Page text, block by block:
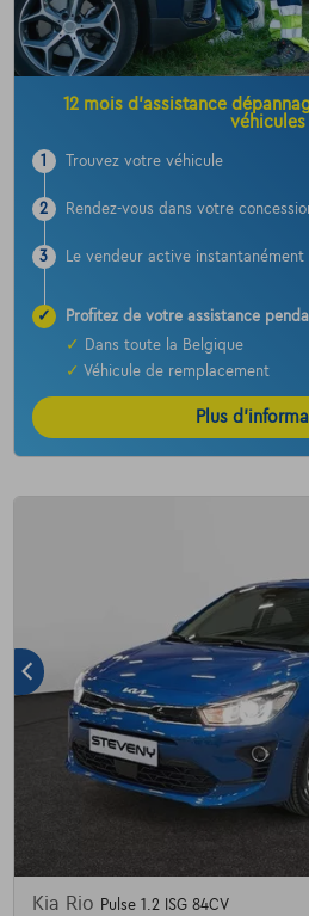
12 mois d’assistance
véhicules
1 Trouvez votre véhicule
2 Rendez-vous dans votre
3 Le vendeur active
✓
Profitez de votre assistance
✓
Dans toute la Belgique
✓ Véhicule de remplacement
Plus
Kia Rio Pulse 1.2 ISG 84CV